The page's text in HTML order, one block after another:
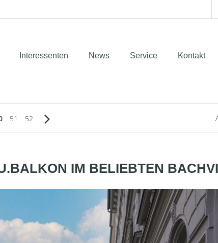
Interessenten News Service Kontakt
51 52
IM BELIEBTEN